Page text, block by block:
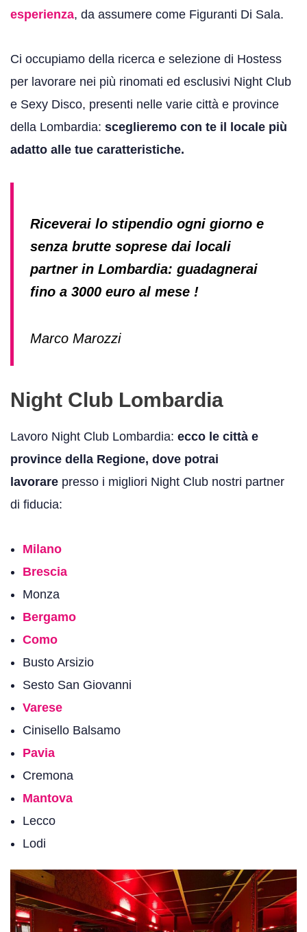
esperienza, da assumere come Figuranti Di Sala.
Ci occupiamo della ricerca e selezione di Hostess
per lavorare nei più rinomati ed esclusivi Night Club
e Sexy Disco, presenti nelle varie città e province
della Lombardia: sceglieremo con te il locale più
adatto alle tue caratteristiche.
Riceverai lo stipendio ogni giorno e
senza brutte soprese dai locali
partner in Lombardia: guadagnerai
fino a 3000 euro al mese !
Marco Marozzi
Night Club Lombardia
Lavoro Night Club Lombardia: ecco le città e
province della Regione, dove potrai
lavorare presso i migliori Night Club nostri partner
di fiducia:
Milano
Brescia
Monza
Bergamo
Como
Busto Arsizio
Sesto San Giovanni
Varese
Cinisello Balsamo
Pavia
Cremona
Mantova
Lecco
Lodi